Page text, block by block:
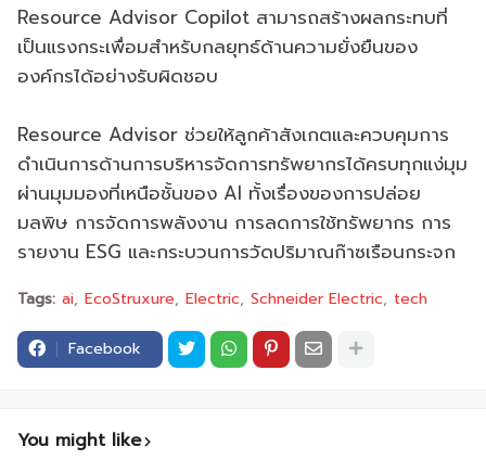
Resource Advisor Copilot สามารถสร้างผลกระทบที่
เป็นแรงกระเพื่อมสำหรับกลยุทธ์ด้านความยั่งยืนของ
องค์กรได้อย่างรับผิดชอบ
Resource Advisor ช่วยให้ลูกค้าสังเกตและควบคุมการ
ดำเนินการด้านการบริหารจัดการทรัพยากรได้ครบทุกแง่มุม
ผ่านมุมมองที่เหนือชั้นของ AI ทั้งเรื่องของการปล่อย
มลพิษ การจัดการพลังงาน การลดการใช้ทรัพยากร การ
รายงาน ESG และกระบวนการวัดปริมาณก๊าซเรือนกระจก
Tags: ai EcoStruxure Electric Schneider Electric tech
Facebook
You might like